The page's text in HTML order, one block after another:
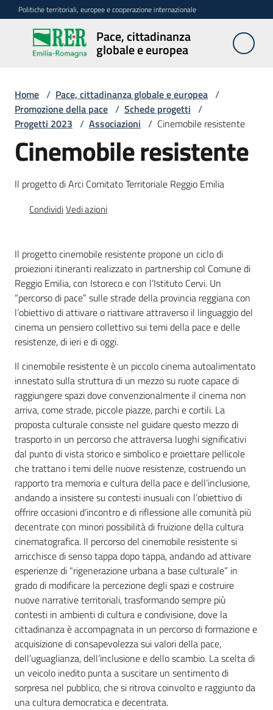
Vai al contenuto
Vai alla navigazione
Vai al footer
Politiche territoriali, europee e cooperazione internazionale
Pace, cittadinanza
globale e europea
Pace,
cittadinanza
europea
Attività
della
pace
Menu selezionato
europea
Educazione
alla
cittadinanza
globale
Politiche
territoriali,
europee e
cooperazione
internazionale
Argomenti
Novità
Servizi
Leggi Atti Bandi
Piani Programmi Progetti
Home / Pace, cittadinanza globale e europea /
Promozione della pace / Schede progetti /
Progetti 2023 / Associazioni / Cinemobile resistente
Cinemobile resistente
Il progetto di Arci Comitato Territoriale Reggio Emilia
CondividiVedi azioni
Il progetto cinemobile resistente propone un ciclo di
proiezioni itineranti realizzato in partnership col Comune di
Reggio Emilia, con Istoreco e con l’Istituto Cervi. Un
“percorso di pace” sulle strade della provincia reggiana con
l’obiettivo di attivare o riattivare attraverso il linguaggio del
cinema un pensiero collettivo sui temi della pace e delle
resistenze, di ieri e di oggi.
Il cinemobile resistente è un piccolo cinema autoalimentato
innestato sulla struttura di un mezzo su ruote capace di
raggiungere spazi dove convenzionalmente il cinema non
arriva, come strade, piccole piazze, parchi e cortili. La
proposta culturale consiste nel guidare questo mezzo di
trasporto in un percorso che attraversa luoghi significativi
dal punto di vista storico e simbolico e proiettare pellicole
che trattano i temi delle nuove resistenze, costruendo un
rapporto tra memoria e cultura della pace e dell’inclusione,
andando a insistere su contesti inusuali con l’obiettivo di
offrire occasioni d’incontro e di riflessione alle comunità più
decentrate con minori possibilità di fruizione della cultura
cinematografica. Il percorso del cinemobile resistente si
arricchisce di senso tappa dopo tappa, andando ad attivare
esperienze di “rigenerazione urbana a base culturale” in
grado di modificare la percezione degli spazi e costruire
nuove narrative territoriali, trasformando sempre più
contesti in ambienti di cultura e condivisione, dove la
cittadinanza è accompagnata in un percorso di formazione e
acquisizione di consapevolezza sui valori della pace,
dell’uguaglianza, dell’inclusione e dello scambio. La scelta di
un veicolo inedito punta a suscitare un sentimento di
sorpresa nel pubblico, che si ritrova coinvolto e raggiunto da
una cultura democratica e decentrata.